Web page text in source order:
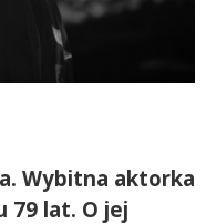
Wybitna aktorka
79 lat. O jej